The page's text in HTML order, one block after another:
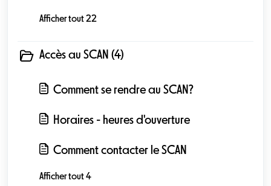
Afficher tout 22
Accès au SCAN (4)
Comment se rendre au SCAN?
Horaires - heures d'ouverture
Comment contacter le SCAN
Afficher tout 4